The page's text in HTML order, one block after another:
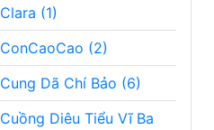
Clara (1)
ConCaoCao (2)
Cung Dã Chí Bảo (6)
Cuồng Diêu Tiểu Vĩ Ba